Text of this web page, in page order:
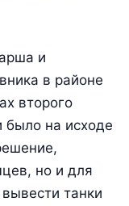
и
в районе
второго
было на исходе
но и для
танки